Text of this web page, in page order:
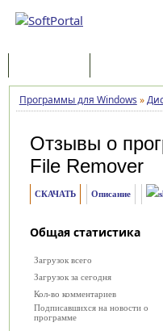
Программы для Windows »
Отзывы о
File Remover
СКАЧАТЬ Описание
Общая статистика
Загрузок всего
Загрузок за сегодня
Кол-во комментариев
Подписавшихся на новости о
программе